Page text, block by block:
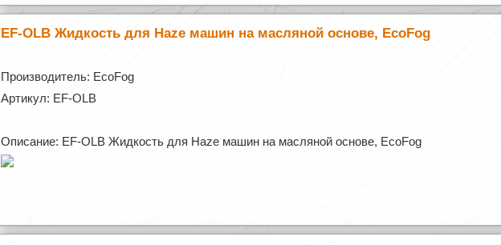
EF-OLB Жидкость для Haze машин на масляной основе, EcoFog
Производитель: EcoFog
Артикул: EF-OLB
Описание: EF-OLB Жидкость для Haze машин на масляной основе, EcoFog